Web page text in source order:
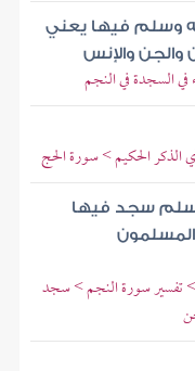
وسلم فيها يعني
والجن والإنس
السجدة في النجم
الذكر الحكيم > سورة الحج
وسلم سجد فيها
تفسير سورة النجم > سجد